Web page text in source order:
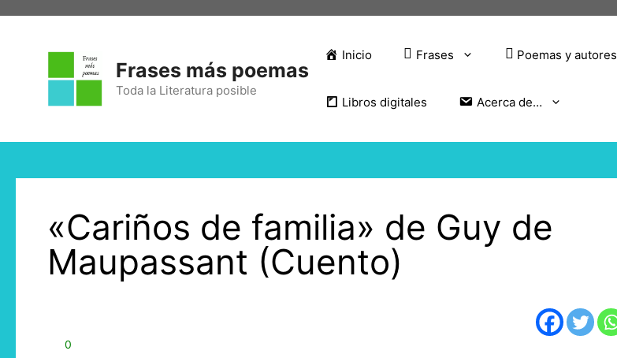
Frases más poemas
Toda la Literatura posible
Inicio Frases Poemas y autores
Libros digitales Acerca de…
«Cariños de familia» de Guy de
Maupassant (Cuento)
0